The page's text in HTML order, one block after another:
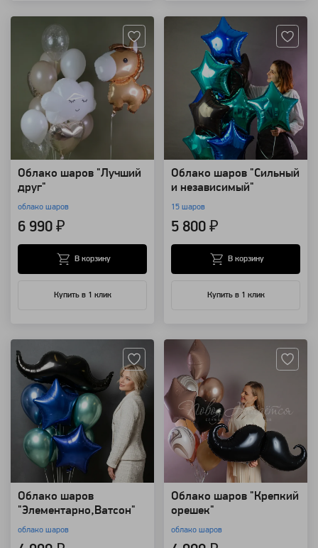
Облако шаров "Лучший
друг"
облако шаров
6 990 ₽
Купить в 1 клик
В корзину
Облако шаров "Сильный
и независимый"
15 шаров
5 800 ₽
Купить в 1 клик
В корзину
Облако шаров
"Элементарно,Ватсон"
облако шаров
Облако шаров "Крепкий
орешек"
облако шаров